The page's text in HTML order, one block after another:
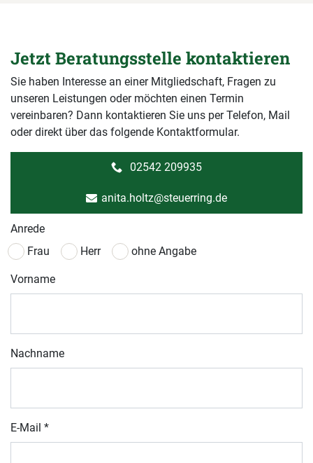
Jetzt Beratungsstelle kontaktieren
Sie haben Interesse an einer Mitgliedschaft, Fragen zu
unseren Leistungen oder möchten einen Termin
vereinbaren? Dann kontaktieren Sie uns per Telefon, Mail
oder direkt über das folgende Kontaktformular.
02542 209935
anita.holtz@steuerring.de
Anrede
Frau
Herr ohne Angabe
Vorname
Nachname
E-Mail *